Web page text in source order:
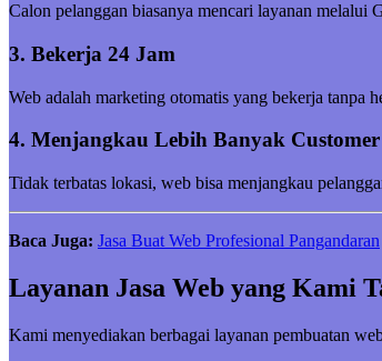
Calon pelanggan biasanya mencari layanan melalui
3. Bekerja 24 Jam
Web adalah marketing otomatis yang bekerja tanpa
4. Menjangkau Lebih Banyak Customer
Tidak terbatas lokasi, web bisa menjangkau
Baca Juga: Jasa Buat Web Profesional Pangandaran
Layanan Jasa Web yang Kami
Kami menyediakan berbagai layanan pembuatan